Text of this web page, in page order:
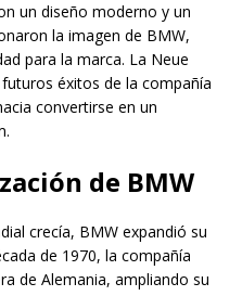
un diseño moderno y un
la imagen de BMW,
para la marca. La Neue
éxitos de la compañía
convertirse en un
de BMW
crecía, BMW expandió su
de 1970, la compañía
de Alemania, ampliando su